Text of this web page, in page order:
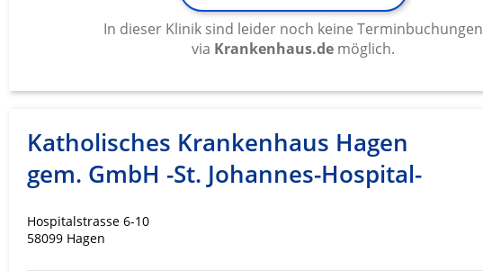
In dieser Klinik sind leider noch keine Terminbuchungen
via Krankenhaus.de möglich.
Katholisches Krankenhaus Hagen
gem. GmbH -St. Johannes-Hospital-
Hospitalstrasse 6-10
58099 Hagen